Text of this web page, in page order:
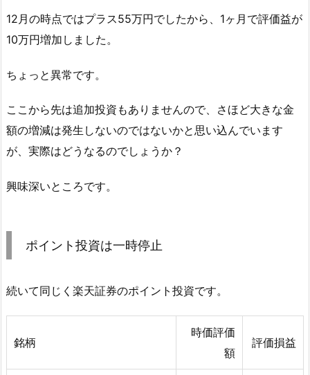
12月の時点ではプラス55万円でしたから、1ヶ月で評価益が
10万円増加しました。
ちょっと異常です。
ここから先は追加投資もありませんので、さほど大きな金
額の増減は発生しないのではないかと思い込んでいます
が、実際はどうなるのでしょうか？
興味深いところです。
ポイント投資は一時停止
続いて同じく楽天証券のポイント投資です。
銘柄
時価評価
額
評価損益